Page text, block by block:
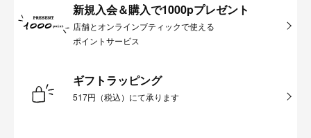
新規入会＆購入で1000pプレゼント
店舗とオンラインブティックで使える
ポイントサービス
ギフトラッピング
517円（税込）にて承ります